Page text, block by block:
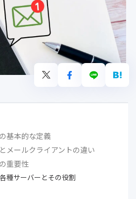
基本的な定義
メールクライアントの違い
重要性
種サーバーとその役割